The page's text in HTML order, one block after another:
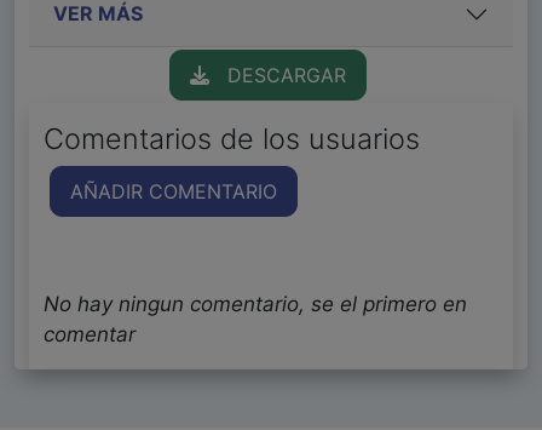
VER MÁS
DESCARGAR
Comentarios de los usuarios
AÑADIR COMENTARIO
No hay ningun comentario, se el primero en
comentar